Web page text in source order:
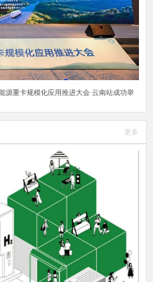
源重卡规模化应用推进大会·云南站成功举
更多